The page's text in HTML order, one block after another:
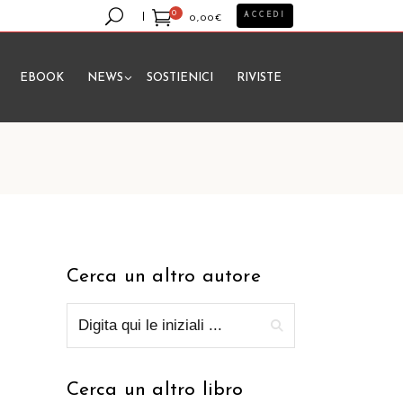
0
0,00€
prodotto nel carrello.
ACCEDI
EBOOK NEWS SOSTIENICI RIVISTE
Cerca un altro autore
Cerca un altro libro